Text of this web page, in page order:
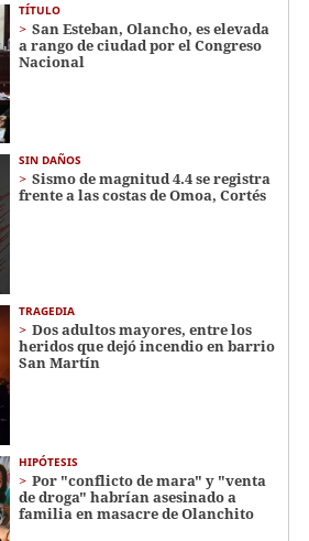
TÍTULO
San Esteban, Olancho, es elevada
a rango de ciudad por el Congreso
Nacional
SIN DAÑOS
Sismo de magnitud 4.4 se registra
frente a las costas de Omoa, Cortés
TRAGEDIA
Dos adultos mayores, entre los
heridos que dejó incendio en barrio
San Martín
HIPÓTESIS
Por "conflicto de mara" y "venta
de droga" habrían asesinado a
familia en masacre de Olanchito